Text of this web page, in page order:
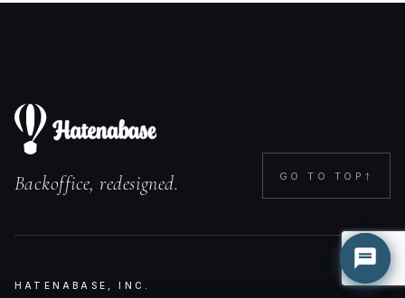
Backoffice, redesigned. GO TO TOP ↑
HATENABASE, INC.
はてな君
はてな君